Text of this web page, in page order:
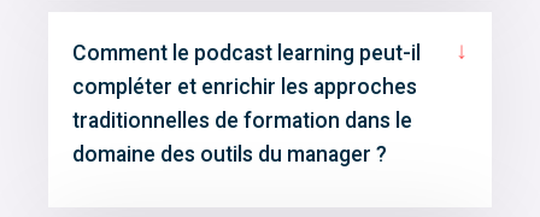
Comment le podcast learning peut-il
compléter et enrichir les approches
traditionnelles de formation dans le
domaine des outils du manager ?
↓